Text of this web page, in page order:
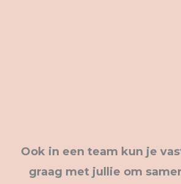
Ook in een team kun je
graag met jullie om